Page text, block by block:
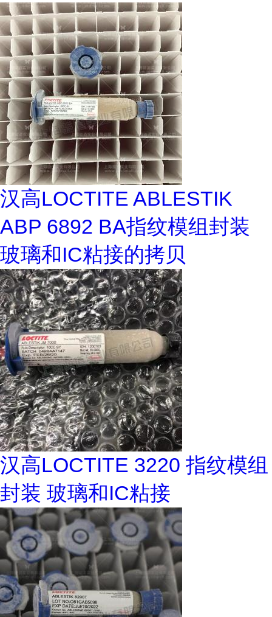
汉高LOCTITE ABLESTIK
ABP 6892 BA指纹模组封装
玻璃和IC粘接的拷贝
汉高LOCTITE 3220 指纹模组
封装 玻璃和IC粘接